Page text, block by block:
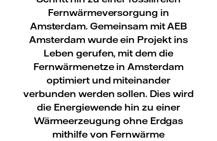
Fernwärmeversorgung in
Amsterdam. Gemeinsam mit AEB
Amsterdam wurde ein Projekt ins
Leben gerufen, mit dem die
Fernwärmenetze in Amsterdam
optimiert und miteinander
verbunden werden sollen. Dies wird
die Energiewende hin zu einer
Wärmeerzeugung ohne Erdgas
mithilfe von Fernwärme